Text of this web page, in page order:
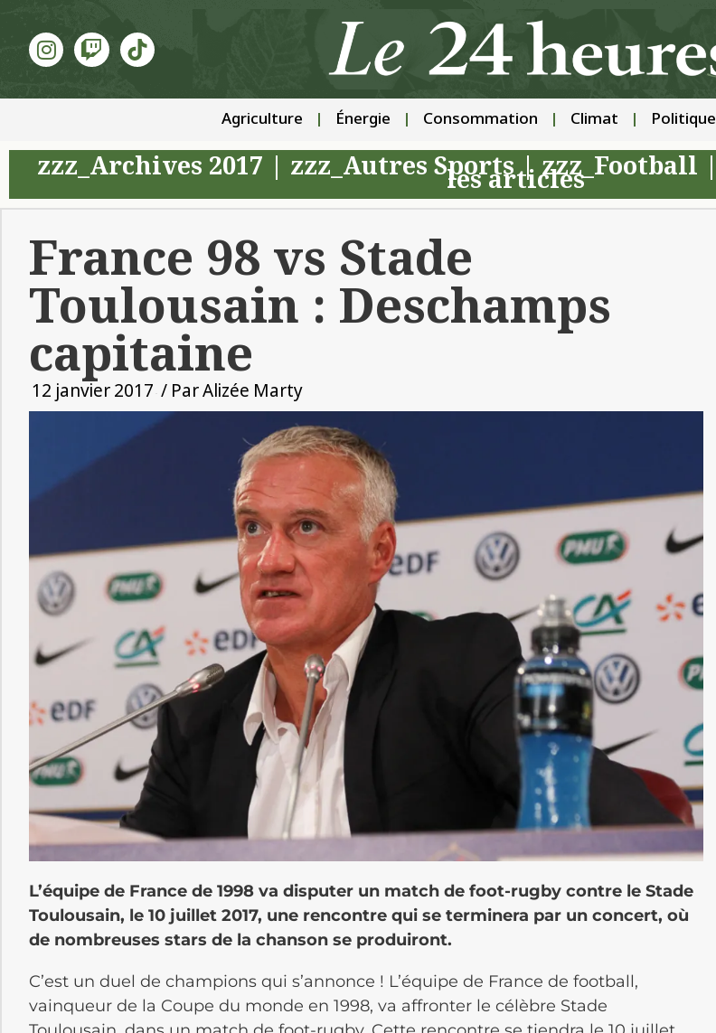
Agriculture Énergie Consommation Climat Politique
zzz_Archives 2017 zzz_Autres Sports|zzz_Football
les articles
France 98 vs Stade
Toulousain : Deschamps
capitaine
12 janvier 2017 / ParAlizée Marty
L’équipe de France de 1998 va disputer un match de foot-rugby contre le Stade
Toulousain, le 10 juillet 2017, une rencontre qui se terminera par un concert, où
de nombreuses stars de la chanson se produiront.
C’est un duel de champions qui s’annonce ! L’équipe de France de football,
vainqueur de la Coupe du monde en 1998, va affronter le célèbre Stade